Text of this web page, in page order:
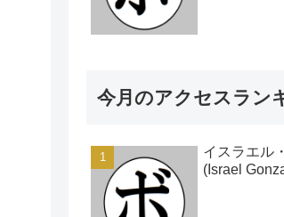
今月のアクセスラン
イスラエル
(Israel